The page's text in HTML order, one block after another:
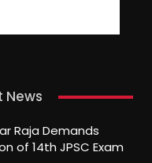
News
Raja Demands
of 14th JPSC Exam